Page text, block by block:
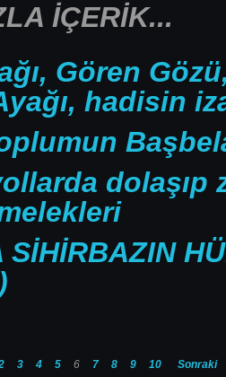
İÇERIK...
Gören
hadisin
dolaşıp
SİHİRBAZIN
3 4 5 6 7 8 9 10 Sonraki